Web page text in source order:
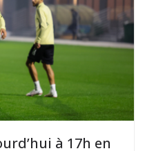
à 17h en